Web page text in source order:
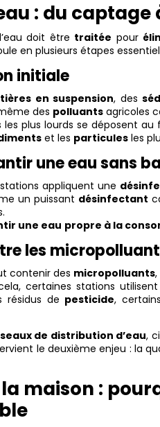
: du
doit être traitée pour
en plusieurs étapes
initiale
en suspension, des
des polluants agricoles
plus lourds se déposent au
et les particules les
une eau sans
appliquent une
un puissant désinfectant
une eau propre à la
les
contenir des micropolluants
certaines stations
résidus de pesticide, certains
de distribution d’eau,
le deuxième enjeu : la
la maison :